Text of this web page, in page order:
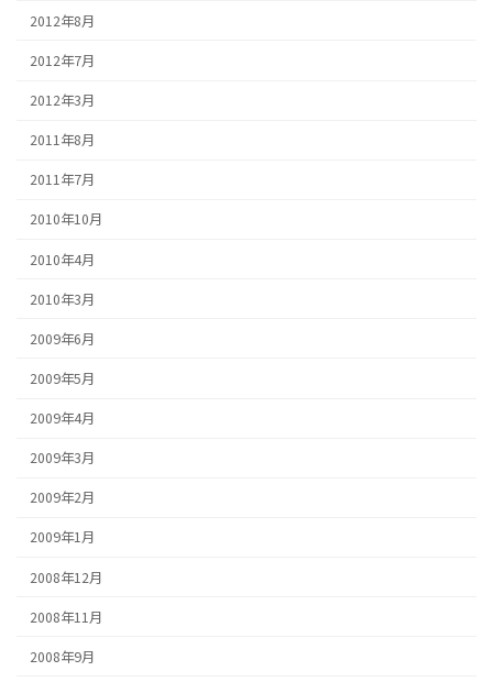
2012年8月
2012年7月
2012年3月
2011年8月
2011年7月
2010年10月
2010年4月
2010年3月
2009年6月
2009年5月
2009年4月
2009年3月
2009年2月
2009年1月
2008年12月
2008年11月
2008年9月